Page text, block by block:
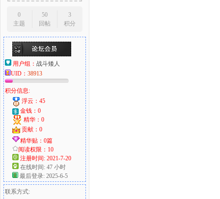
0
主题
50
回帖
3
积分
用户组： 战斗矮人
UID： 38913
积分信息:
浮云：45
金钱：0
精华：0
贡献：0
精华贴：0篇
阅读权限：10
注册时间: 2021-7-20
在线时间: 47 小时
最后登录: 2025-6-5
联系方式: